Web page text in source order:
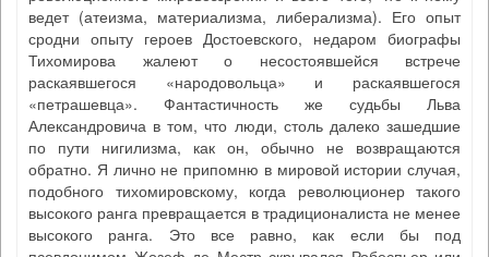
ведет (атеизма, материализма, либерализма). Его опыт
сродни опыту героев Достоевского, недаром биографы
Тихомирова жалеют о несостоявшейся встрече
раскаявшегося «народовольца» и раскаявшегося
«петрашевца». Фантастичность же судьбы Льва
Александровича в том, что люди, столь далеко зашедшие
по пути нигилизма, как он, обычно не возвращаются
обратно. Я лично не припомню в мировой истории случая,
подобного тихомировскому, когда революционер такого
высокого ранга превращается в традиционалиста не менее
высокого ранга. Это все равно, как если бы под